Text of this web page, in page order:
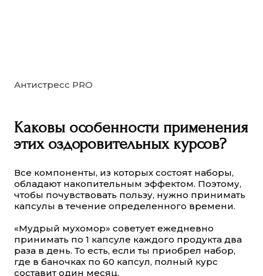
Антистресс PRO
Каковы особенности применения
этих оздоровительных курсов?
Все компоненты, из которых состоят наборы,
обладают накопительным эффектом. Поэтому,
чтобы почувствовать пользу, нужно принимать
капсулы в течение определенного времени.
«Мудрый мухомор» советует ежедневно
принимать по 1 капсуле каждого продукта два
раза в день. То есть, если ты приобрел набор,
где в баночках по 60 капсул, полный курс
составит один месяц.